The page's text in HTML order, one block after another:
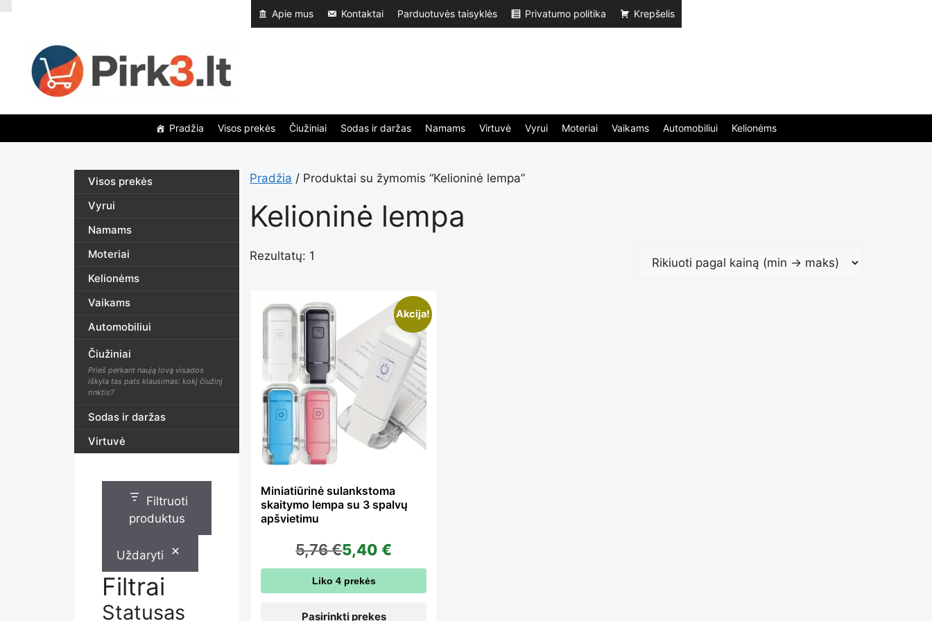
prie
turinio
Apie mus Kontaktai Parduotuvės taisyklės Privatumo politika Krepšelis
Pradžia Visos prekės Čiužiniai Sodas ir daržas Namams Virtuvė Vyrui Moteriai Vaikams Automobiliui Kelionėms
Pradžia / Produktai su žymomis “Kelioninė lempa”
Kelioninė lempa
Rezultatų: 1
Akcija!
Miniatiūrinė sulankstoma
skaitymo lempa su 3 spalvų
apšvietimu
5,76€5,40€
Liko 4 prekės
Pasirinkti prekes
This
product
has
multiple
variants.
The
Visos prekės
Vyrui
Namams
Moteriai
Kelionėms
Vaikams
Automobiliui
Čiužiniai
Prieš perkant naują lovą visados
iškyla tas pats klausimas: kokį čiužinį
rinktis?
Sodas ir daržas
Virtuvė
Filtruoti
produktus
Uždaryti
Filtrai
Statusas